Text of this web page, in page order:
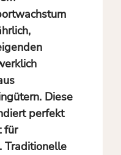
Diese
perfekt
für
Traditionelle